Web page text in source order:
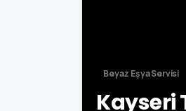
Beyaz Eşya Servisi
Kayseri